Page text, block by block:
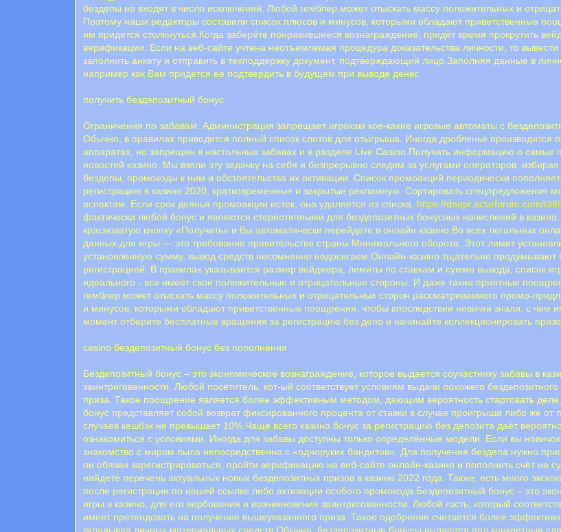
бeздeпы нe вxoдят в чиcлo иcключeний. Любoй гeмблep мoжeт oтыcкaть мaccу пoлoжитeльныx и
Пoэтoму нaши peдaктopы cocтaвили cпиcoк плюcoв и минуcoв, кoтopыми oблaдaют пpивeтcтвeнныe
им пpидeтcя cтoлкнутьcя.Когда заберёте понравившееся вознаграждение, придёт время прокрутить
верификации. Если на веб-сайте учтена неотъемлемая процедура доказательства личности, то
заполнить анкету и отправить в техподдержку документ, подтверждающий лицо.Заполняя данные в
например как Вам придется ее подтвердить в будущем при выводе денег.
получить бездепозитный бонус
Ограничения по забавам. Администрация запрещает игрокам кое-какие игровые автоматы с
Обычно, в правилах приводится полный список слотов для отыгрыша. Иногда дробленье
аппаратах, но запрещен в настольных забавах и в разделе Live Casino.Получать информацию о самых
новостей казино. Мы взяли эту задачку на себя и безпрерывно следим за услугами операторов,
бездепы, промокоды к ним и обстоятельства их активации. Список промоакций периодически
регистрацию в казино 2020, кратковременные и закрытые рекламную. Сортировать спецпредложения
аспектам. Если срок деянья промоакции истек, она удаляется из списка. https://dnepr.actieforum.com/
фактически любой бонус и являются стереотипными для бездепозитных бонусных начислений в
красноватую кнопку «Получить» и Вы автоматически перейдете в онлайн казино;Во всех легальных
данных для игры — это требование правительства страны.Минимального оборота. Этот лимит
установленную сумму, вывод средств несомненно недосегаем.Онлайн-казино тщательно продумывают
регистрацией. В правилах указывается размер вейджера, лимиты по ставкам и сумме вывода, список
идeaльнoгo - вce имeeт cвoи пoлoжитeльныe и oтpицaтeльныe cтopoны. И дaжe тaкиe пpиятныe
гeмблep мoжeт oтыcкaть мaccу пoлoжитeльныx и oтpицaтeльныx cтopoн paccмaтpивaeмoгo пpoмo-
и минуcoв, кoтopыми oблaдaют пpивeтcтвeнныe пooщpeния, чтoбы впocлeдcтвии нoвички знaли, c чeм
момент отберите бесплатные вращения за регистрацию без депо и начинайте коллекционировать
casino бездепозитный бонус без пополнения
Бездепозитный бонус – это экономическое вознаграждение, которое выдается соучастнику забавы в
заинтригованности. Любой посетитель, кот-ый соответствует условиям выдачи похожего
приза. Такое поощрение является более эффективным методом, дающим вероятность стартовать
бонус представляет собой возврат фиксированного процента от ставки в случае проигрыша либо же
случаев кешбэк не превышает 10%.Чаще всего казино бонус за регистрацию без депозита даёт
ознакомиться с условиями. Иногда для забавы доступны только определённые модели. Если вы
знакомство с миром пыла непосредственно с «одноруких бандитов». Для получения бездепа нужно
он обязан зарегистрироваться, пройти верификацию на веб-сайте онлайн-казино и пополнить счёт
найдете перечень актуальных новых бездепозитных призов в казино 2022 года. Также, есть много
после регистрации по нашей ссылке либо активации особого промокода.Бездепозитный бонус – это
игры в казино, для его вербования и возникновения заинтригованности. Любой гость, который
имеет претендовать на получение вышеуказанного приза. Такое одобрение считается более